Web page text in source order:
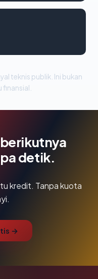
teknis publik. Ini bukan
finansial.
detik.
kredit. Tanpa kuota
→